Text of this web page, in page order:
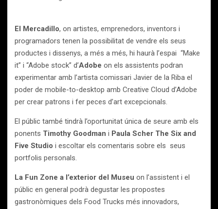
El Mercadillo, on artistes, emprenedors, inventors i
programadors tenen la possibilitat de vendre els seus
productes i dissenys, a més a més, hi haurà l’espai “Make
it” i “Adobe stock” d’Adobe on els assistents podran
experimentar amb l’artista comissari Javier de la Riba el
poder de mobile-to-desktop amb Creative Cloud d’Adobe
per crear patrons i fer peces d’art excepcionals.
El públic també tindrà l’oportunitat única de seure amb els
ponents Timothy Goodman i Paula Scher The Six and
Five Studio i escoltar els comentaris sobre els seus
portfolis personals.
La Fun Zone a l’exterior del Museu on l’assistent i el
públic en general podrà degustar les propostes
gastronòmiques dels Food Trucks més innovadors,